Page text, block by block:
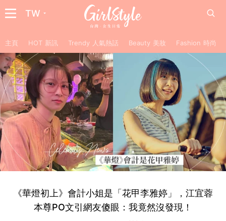
TW
主頁 HOT 新訊 Trendy 人氣熱話 Beauty 美妝 Fashion 時尚
《華燈初上》會計小姐是「花甲李雅婷」，江宜蓉
本尊PO文引網友傻眼：我竟然沒發現！